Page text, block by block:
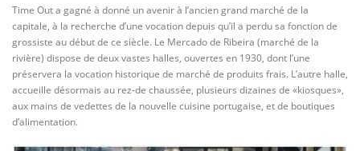
Time Out a gagné à donné un avenir à l’ancien grand marché de la
capitale, à la recherche d’une vocation depuis qu’il a perdu sa fonction de
grossiste au début de ce siècle. Le Mercado de Ribeira (marché de la
rivière) dispose de deux vastes halles, ouvertes en 1930, dont l’une
préservera la vocation historique de marché de produits frais. L’autre halle,
accueille désormais au rez-de chaussée, plusieurs dizaines de «kiosques»,
aux mains de vedettes de la nouvelle cuisine portugaise, et de boutiques
d’alimentation.